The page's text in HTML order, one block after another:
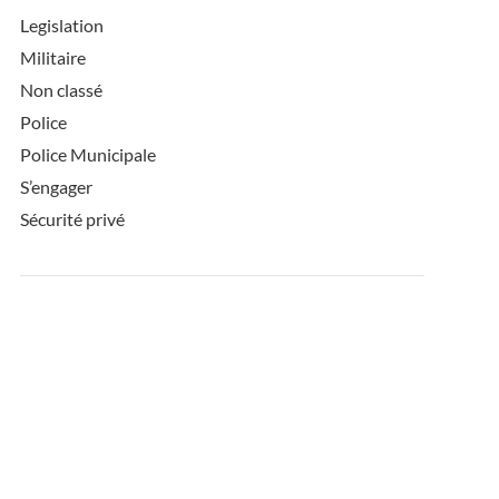
Legislation
Militaire
Non classé
Police
Police Municipale
S’engager
Sécurité privé